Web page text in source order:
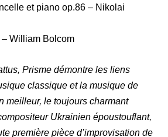
et piano op.86 – Nikolai
William Bolcom
Prisme démontre les liens
classique et la musique de
meilleur, le toujours charmant
Ukrainien époustouflant,
première pièce d’improvisation de